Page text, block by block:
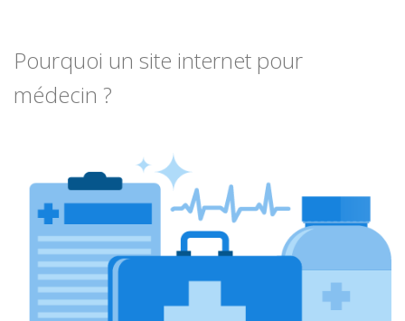
Pourquoi un site internet pour
médecin ?